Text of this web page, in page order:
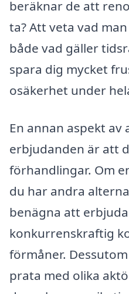
beräknar de att
ta? Att veta vad
både vad gäller
spara dig mycket
osäkerhet under
En annan aspekt
erbjudanden är att
förhandlingar. Om
du har andra
benägna att
konkurrenskraftig
förmåner.
prata med olika